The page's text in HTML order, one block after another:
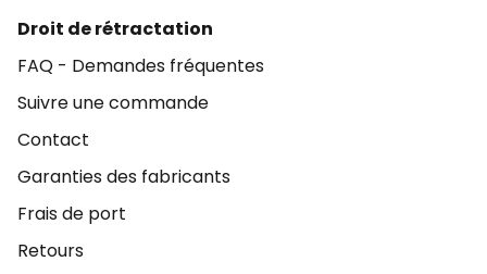
Droit de rétractation
FAQ - Demandes fréquentes
Suivre une commande
Contact
Garanties des fabricants
Frais de port
Retours